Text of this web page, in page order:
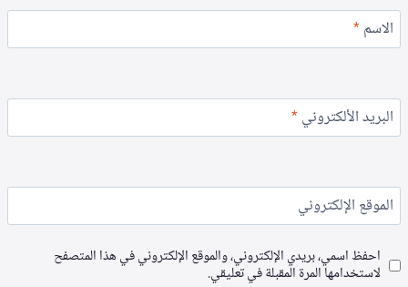
الاسم*
البريد الألكتروني*
الموقع الإلكتروني
احفظ اسمي، بريدي الإلكتروني، والموقع الإلكتروني في هذا المتصفح
لاستخدامها المرة المقبلة في تعليقي.